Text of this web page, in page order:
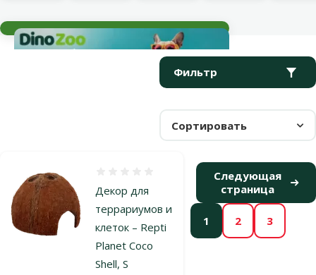
Фильтр
Сортировать
Декор для
террариумов и
клеток – Repti
Planet Coco
Shell, S
1 2 3
Следующая
страница